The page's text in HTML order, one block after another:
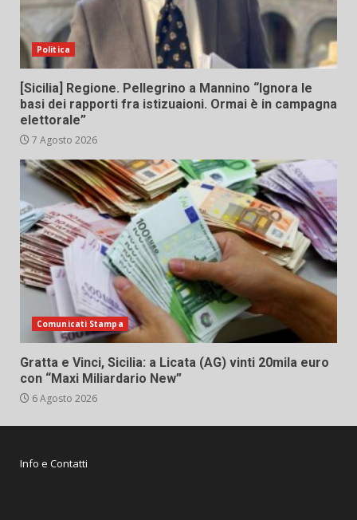
Politica
[Sicilia] Regione. Pellegrino a Mannino “Ignora le
basi dei rapporti fra istizuaioni. Ormai è in campagna
elettorale”
7 Agosto 2026
Comunicati Stampa
Gratta e Vinci, Sicilia: a Licata (AG) vinti 20mila euro
con “Maxi Miliardario New”
6 Agosto 2026
Info e Contatti